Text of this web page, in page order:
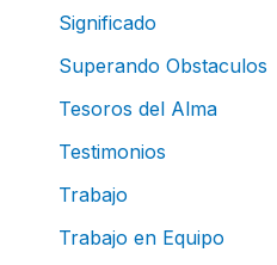
Significado
Superando Obstaculos
Tesoros del Alma
Testimonios
Trabajo
Trabajo en Equipo